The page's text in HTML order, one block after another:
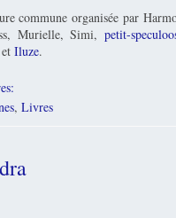
commune organisée par
Murielle, Simi, petit-
Iluze.
, Livres